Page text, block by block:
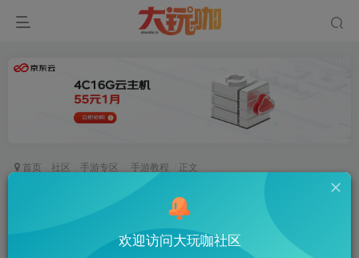
首页 社区 手游专区 手游教程 正文
276次阅读
欢迎访问大玩咖社区